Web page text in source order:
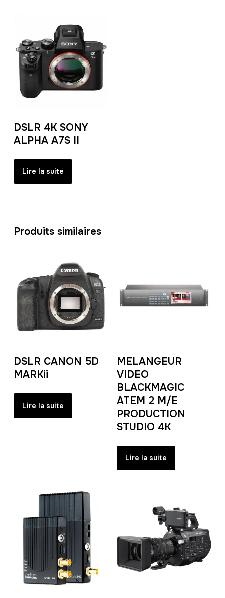
DSLR 4K SONY
ALPHA A7S II
Lire la suite
Produits similaires
DSLR CANON 5D
MARKii
Lire la suite
MELANGEUR
VIDEO
BLACKMAGIC
ATEM 2 M/E
PRODUCTION
STUDIO 4K
Lire la suite